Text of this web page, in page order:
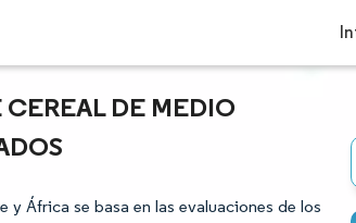
CEREAL DE MEDIO
África se basa en las evaluaciones de los